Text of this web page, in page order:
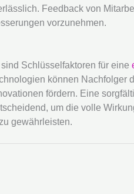
Feedback von
vorzunehmen.
Schlüsselfaktoren für eine
können Nachfolger
fördern. Eine
um die volle
gewährleisten.